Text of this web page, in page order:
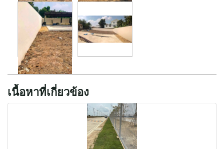
เนื้อหาที่เกี่ยวข้อง